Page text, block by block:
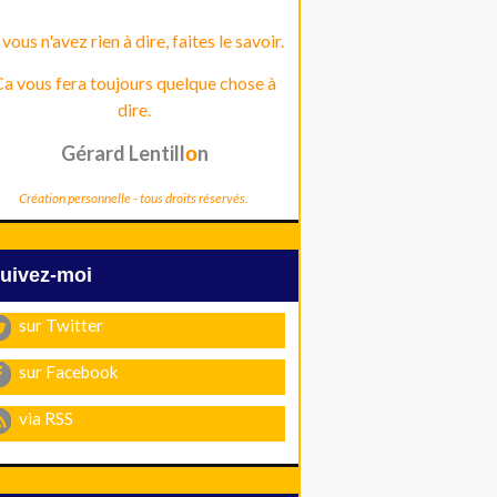
vous n'avez rien à dire, faites le savoir.
vous fera toujours quelque chose à
dire.
Gérard Lentillon
Création personnelle - tous droits réservés.
Suivez-moi
sur Twitter
sur Facebook
via RSS